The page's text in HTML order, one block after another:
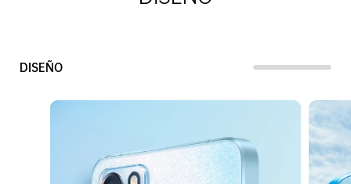
DISEÑO